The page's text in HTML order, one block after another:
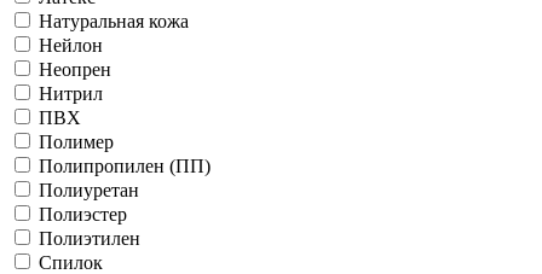
Натуральная кожа
Нейлон
Неопрен
Нитрил
ПВХ
Полимер
Полипропилен (ПП)
Полиуретан
Полиэстер
Полиэтилен
Спилок